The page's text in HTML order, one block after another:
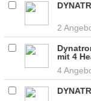
2
mit 4
4